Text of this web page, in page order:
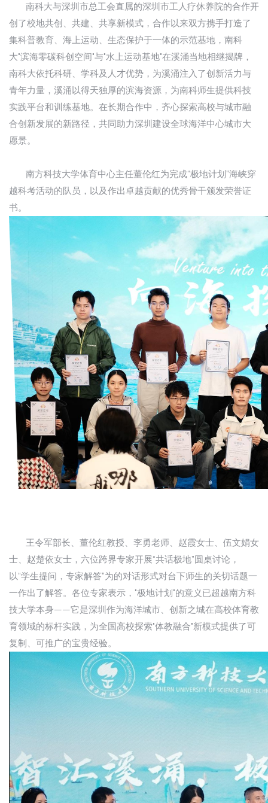
南科大与深圳市总工会直属的深圳市工人疗休养院的合作开
创了校地共创、共建、共享新模式，合作以来双方携手打造了
集科普教育、海上运动、生态保护于一体的示范基地，南科
大"滨海零碳科创空间"与"水上运动基地"在溪涌当地相继揭牌，
南科大依托科研、学科及人才优势，为溪涌注入了创新活力与
青年力量，溪涌以得天独厚的滨海资源，为南科师生提供科技
实践平台和训练基地。在长期合作中，齐心探索高校与城市融
合创新发展的新路径，共同助力深圳建设全球海洋中心城市大
愿景。
南方科技大学体育中心主任董伦红为完成“极地计划”海峡穿
越科考活动的队员，以及作出卓越贡献的优秀骨干颁发荣誉证
书。
王令军部长、董伦红教授、李勇老师、赵霞女士、伍文娟女
士、赵楚依女士，六位跨界专家开展“共话极地”圆桌讨论，
以“学生提问，专家解答”为的对话形式对台下师生的关切话题一
一作出了解答。各位专家表示，"极地计划"的意义已超越南方科
技大学本身——它是深圳作为海洋城市、创新之城在高校体育教
育领域的标杆实践，为全国高校探索"体教融合"新模式提供了可
复制、可推广的宝贵经验。